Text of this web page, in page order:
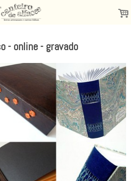
.
- online - gravado